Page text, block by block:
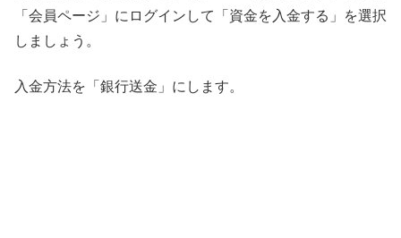
「会員ページ」にログインして「資金を入金する」を選択
しましょう。
入金方法を「銀行送金」にします。